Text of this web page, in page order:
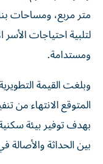
لتلبية احتياجات
ومستدامة.
بهدف توفير بيئة
بين الحداثة